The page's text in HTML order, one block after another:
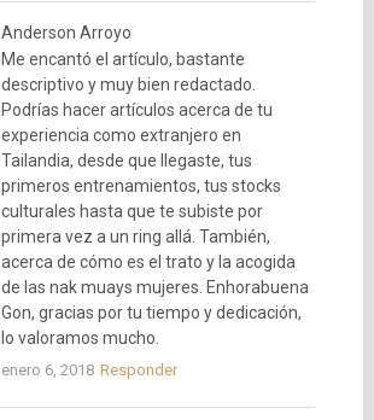
Anderson Arroyo
Me encantó el artículo, bastante
descriptivo y muy bien redactado.
Podrías hacer artículos acerca de tu
experiencia como extranjero en
Tailandia, desde que llegaste, tus
primeros entrenamientos, tus stocks
culturales hasta que te subiste por
primera vez a un ring allá. También,
acerca de cómo es el trato y la acogida
de las nak muays mujeres. Enhorabuena
Gon, gracias por tu tiempo y dedicación,
lo valoramos mucho.
enero 6, 2018 Responder